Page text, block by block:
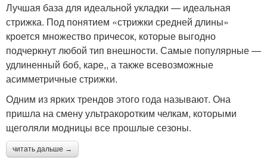
Лучшая база для идеальной укладки — идеальная
стрижка. Под понятием «стрижки средней длины»
кроется множество причесок, которые выгодно
подчеркнут любой тип внешности. Самые популярные —
удлиненный боб, каре,, а также всевозможные
асимметричные стрижки.
Одним из ярких трендов этого года называют. Она
пришла на смену ультракоротким челкам, которыми
щеголяли модницы все прошлые сезоны.
читать дальше →